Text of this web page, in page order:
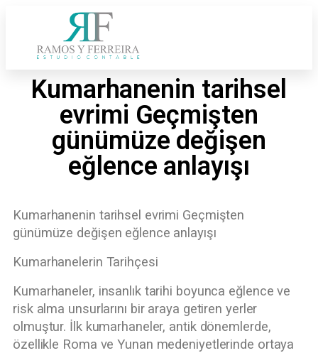
Kumarhanenin tarihsel
evrimi Geçmişten
günümüze değişen
eğlence anlayışı
Kumarhanenin tarihsel evrimi Geçmişten
günümüze değişen eğlence anlayışı
Kumarhanelerin Tarihçesi
Kumarhaneler, insanlık tarihi boyunca eğlence ve
risk alma unsurlarını bir araya getiren yerler
olmuştur. İlk kumarhaneler, antik dönemlerde,
özellikle Roma ve Yunan medeniyetlerinde ortaya